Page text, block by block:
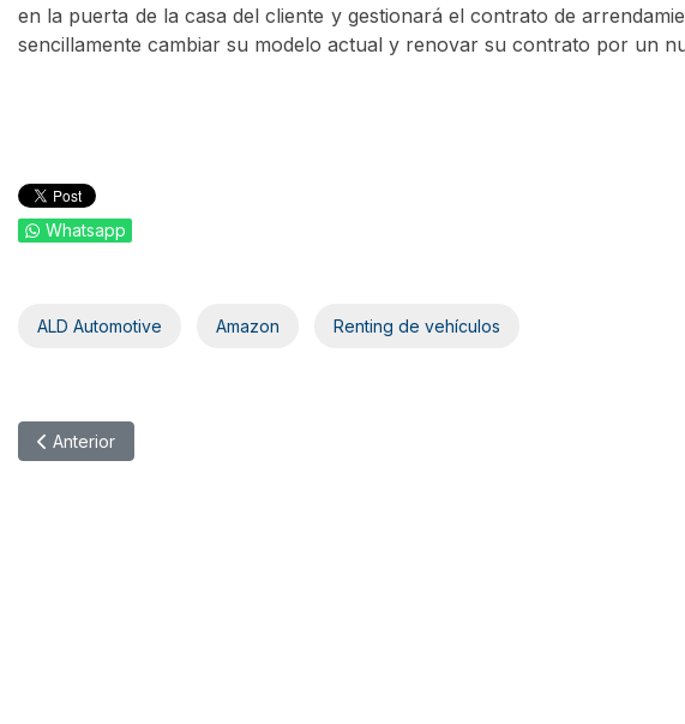
en la puerta de la casa del cliente y gestionará el contrato de
sencillamente cambiar su modelo actual y renovar su contrato por un
Whatsapp
ALD Automotive Amazon Renting de vehículos
Artículo anterior: XII ALD Ecomotion Tour
Anterior